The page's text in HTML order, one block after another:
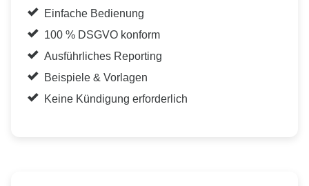
Einfache Bedienung
100 % DSGVO konform
Ausführliches Reporting
Beispiele & Vorlagen
Keine Kündigung erforderlich